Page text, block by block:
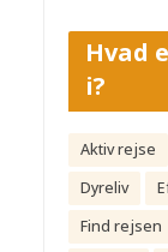
Hvad
i?
Aktiv rejse
Dyreliv
Find rejsen